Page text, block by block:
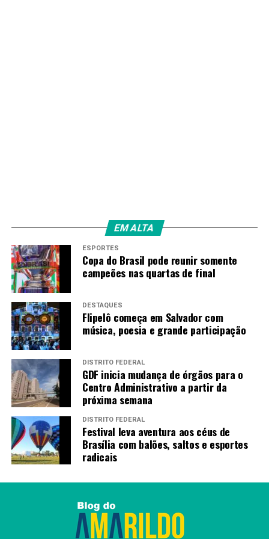
EM ALTA
ESPORTES
Copa do Brasil pode reunir somente
campeões nas quartas de final
DESTAQUES
Flipelô começa em Salvador com
música, poesia e grande participação
DISTRITO FEDERAL
GDF inicia mudança de órgãos para o
Centro Administrativo a partir da
próxima semana
DISTRITO FEDERAL
Festival leva aventura aos céus de
Brasília com balões, saltos e esportes
radicais